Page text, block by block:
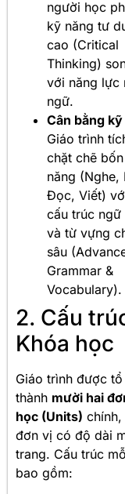
người học
kỹ năng tư
cao (Critical
Thinking)
với năng lực
ngữ.
Cân bằng
Giáo trình
chặt chẽ
năng (Nghe,
Đọc, Viết)
cấu trúc ngữ
và từ vựng
sâu
Grammar &
Vocabulary).
2. Cấu
Khóa học
Giáo trình được
thành mười hai
học (Units) chính,
đơn vị có độ dài
trang. Cấu trúc
bao gồm: